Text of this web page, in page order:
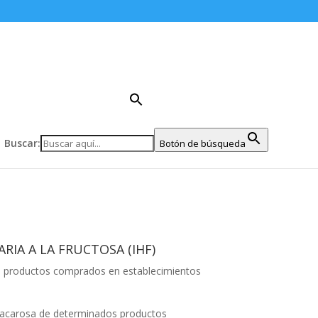
Buscar: Botón de búsqueda
A LA FRUCTOSA (IHF)
comprados en establecimientos
de determinados productos